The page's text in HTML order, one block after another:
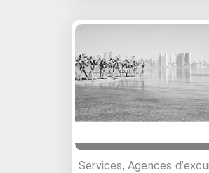
Services, Agences